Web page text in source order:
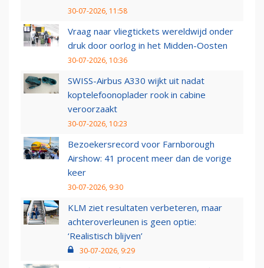
30-07-2026, 11:58
Vraag naar vliegtickets wereldwijd onder
druk door oorlog in het Midden-Oosten
30-07-2026, 10:36
SWISS-Airbus A330 wijkt uit nadat
koptelefoonoplader rook in cabine
veroorzaakt
30-07-2026, 10:23
Bezoekersrecord voor Farnborough
Airshow: 41 procent meer dan de vorige
keer
30-07-2026, 9:30
KLM ziet resultaten verbeteren, maar
achteroverleunen is geen optie:
‘Realistisch blijven’
30-07-2026, 9:29